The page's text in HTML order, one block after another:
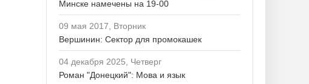
Минске намечены на 19-00
09 мая 2017, Вторник
Вершинин: Сектор для промокашек
04 декабря 2025, Четверг
Роман "Донецкий": Мова и язык